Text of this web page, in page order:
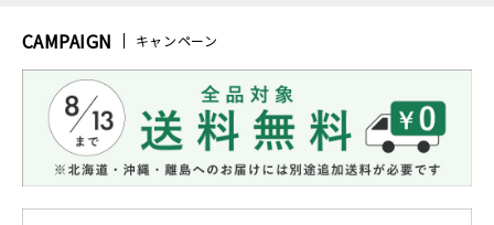
CAMPAIGN キャンペーン